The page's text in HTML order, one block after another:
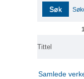
Søk
Tittel
Samlede